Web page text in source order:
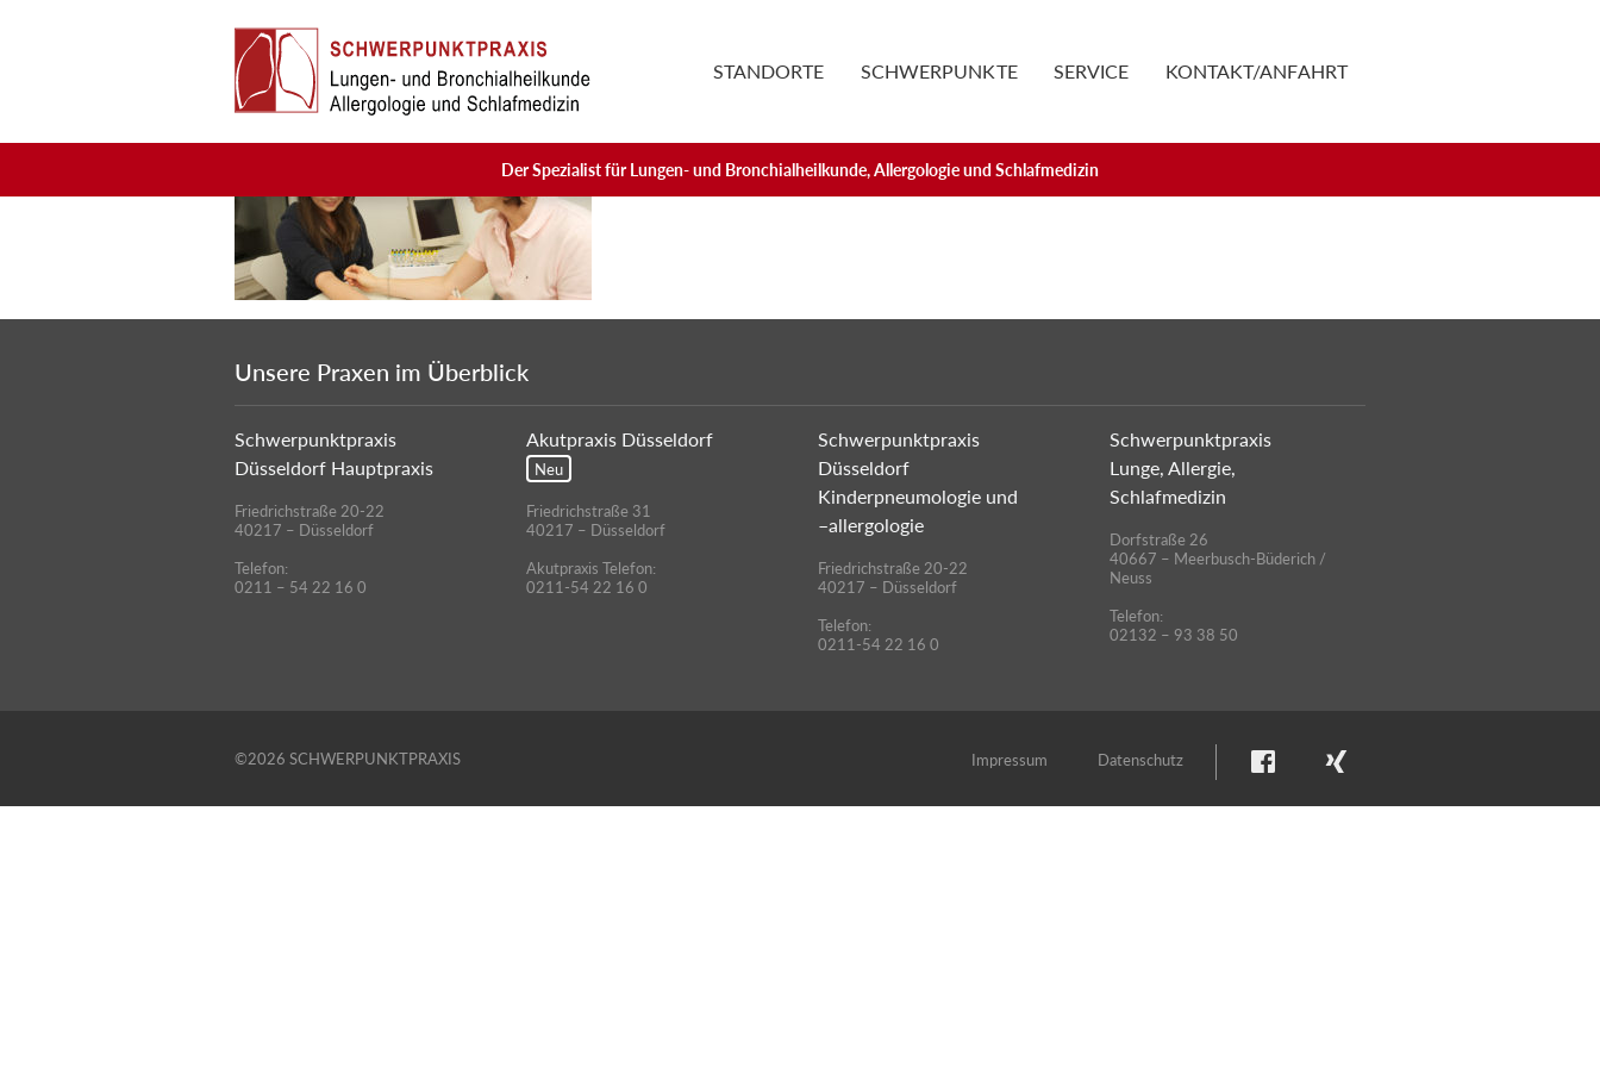
STANDORTE SCHWERPUNKTE SERVICE KONTAKT/ANFAHRT
Der Spezialist für Lungen- und Bronchialheilkunde, Allergologie und Schlafmedizin
Unsere Praxen im Überblick
Schwerpunktpraxis
Düsseldorf Hauptpraxis
Friedrichstraße 20-22
40217 – Düsseldorf
Telefon:
0211 – 54 22 16 0
Akutpraxis Düsseldorf
Neu
Friedrichstraße 31
40217 – Düsseldorf
Akutpraxis Telefon:
0211-54 22 16 0
Schwerpunktpraxis
Düsseldorf
Kinderpneumologie und
–allergologie
Friedrichstraße 20-22
40217 – Düsseldorf
Telefon:
0211-54 22 16 0
Schwerpunktpraxis
Lunge, Allergie,
Schlafmedizin
Dorfstraße 26
40667 – Meerbusch-Büderich /
Neuss
Telefon:
02132 – 93 38 50
©2026 SCHWERPUNKTPRAXIS Impressum Datenschutz